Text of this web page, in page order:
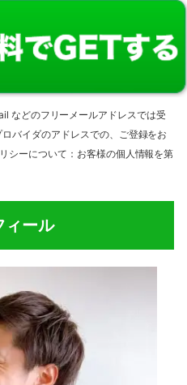
などのフリーメールアドレスでは受
バイダのアドレスでの、ご登録をお
シーについて：お客様の個人情報を第
ィール